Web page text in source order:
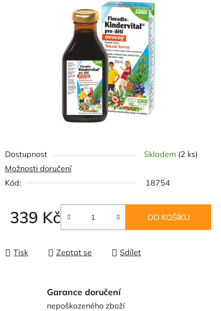
Dostupnost Skladem (2 ks)
Možnosti doručení
Kód:
18754
339 Kč DO KOŠÍKU
Tisk Zeptat se Sdílet
Garance doručení
nepoškozeného zboží